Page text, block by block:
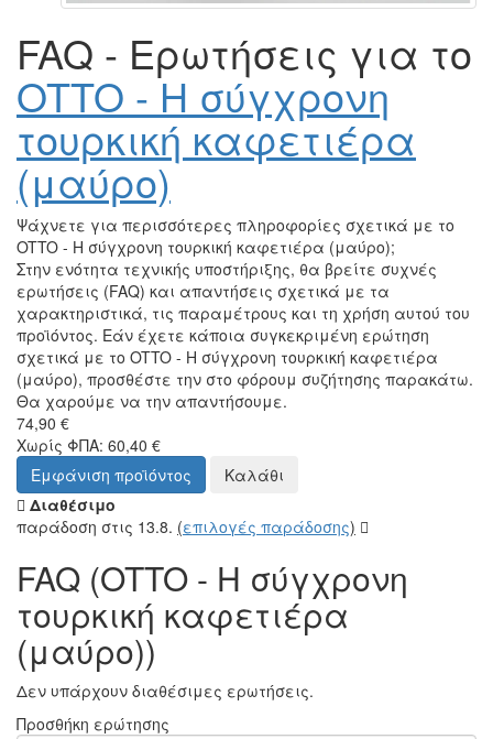
Εισαγωγή
Goat Story Τζίνα
OTTO - Η σύγχρονη τουρκική καφετιέρα (μαύρο)
FAQ - Ερωτήσεις για το
OTTO - Η σύγχρονη
τουρκική καφετιέρα
(μαύρο)